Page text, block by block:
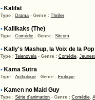
• Kalifat
Type : Drama - Genre : Thriller
• Kallikaks (The)
Type : Comédie - Genre : Sitcom
• Kally's Mashup, la Voix de la Pop
Type : Telenovela - Genre : Comédie,
• Kama Sutra
Type : Anthologie - Genre : Erotique
• Kamen no Maid Guy
Type : Série d'animation - Genre : Comédie,